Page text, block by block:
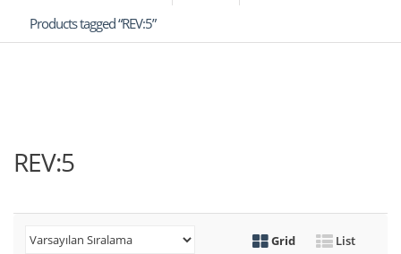
Products tagged “REV:5”
REV:5
Grid List